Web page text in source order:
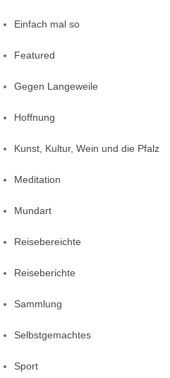
Einfach mal so
Featured
Gegen Langeweile
Hoffnung
Kunst, Kultur, Wein und die Pfalz
Meditation
Mundart
Reisebereichte
Reiseberichte
Sammlung
Selbstgemachtes
Sport